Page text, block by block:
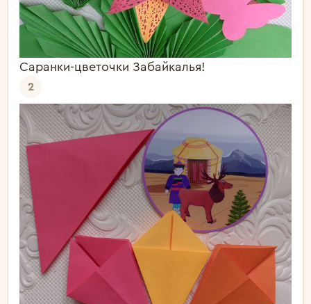
Саранки-цветочки Забайкалья!
2